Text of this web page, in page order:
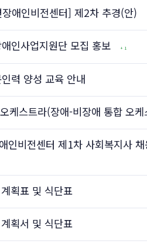
애인비전센터] 제2차 추경(안)
인사업지원단 모집 홍보 + 1
력 양성 교육 안내
케스트라(장애-비장애 통합 오
인비전센터 제1차 사회복지사
획표 및 식단표
획서 및 식단표